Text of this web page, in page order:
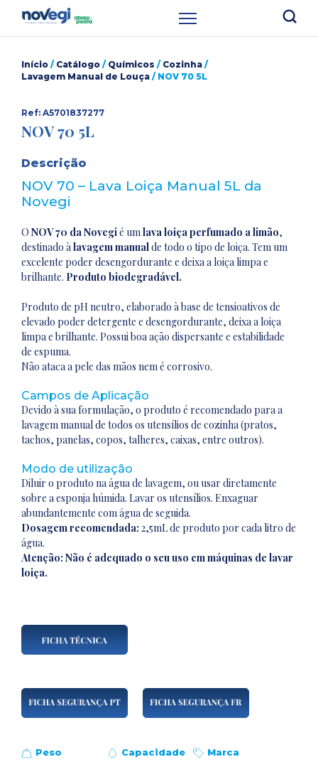
Início / Catálogo / Químicos / Cozinha /
Lavagem Manual de Louça / NOV 70 5L
Ref: A5701837277
NOV 70 5L
Descrição
NOV 70 – Lava Loiça Manual 5L da
Novegi
O NOV 70 da Novegié umlava loiça perfumado a limão,
destinado àlavagem manualde todo o tipo de loiça. Tem um
excelente poder desengordurante e deixa a loiça limpa e
brilhante. Produto biodegradável.
Produto de pH neutro, elaborado à base de tensioativos de
elevado poder detergente e desengordurante, deixa a loiça
limpa e brilhante. Possui boa ação dispersante e estabilidade
de espuma.
Não ataca a pele das mãos nem é corrosivo.
Campos de Aplicação
Devido à sua formulação, o produto é recomendado para a
lavagem manual de todos os utensílios de cozinha (pratos,
tachos, panelas, copos, talheres, caixas, entre outros).
Modo de utilização
Diluir o produto na água de lavagem, ou usar diretamente
sobre a esponja húmida. Lavar os utensílios. Enxaguar
abundantemente com água de seguida.
Dosagem recomendada: 2,5mL de produto por cada litro de
água.
Atenção: Não é adequado o seu uso em máquinas de lavar
loiça.
Peso Capacidade Marca